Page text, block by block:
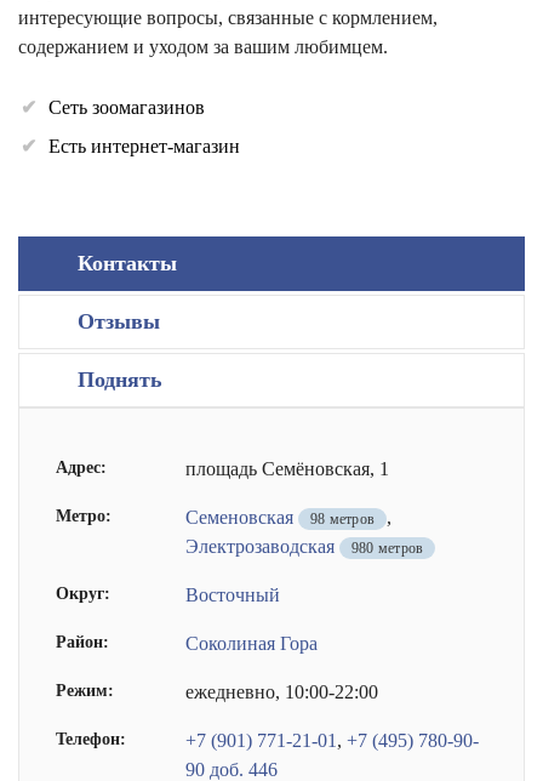
интересующие вопросы, связанные с кормлением,
содержанием и уходом за вашим любимцем.
Сеть зоомагазинов
Есть интернет-магазин
Контакты
Отзывы
Поднять
Адрес: площадь Семёновская, 1
Метро: Семеновская 98 метров
,
Электрозаводская
980 метров
Округ: Восточный
Район: Соколиная Гора
Режим: ежедневно, 10:00-22:00
Телефон: +7 (901) 771-21-01 , +7 (495) 780-90-
90 доб. 446